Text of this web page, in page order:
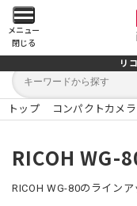
メ
イ
ン
メ
ニ
ュ
メニュー
閉じる
リ
キ
ワ
ー
トップ コンパクトカメラ
RICOH WG-
RICOH WG-80のラインア